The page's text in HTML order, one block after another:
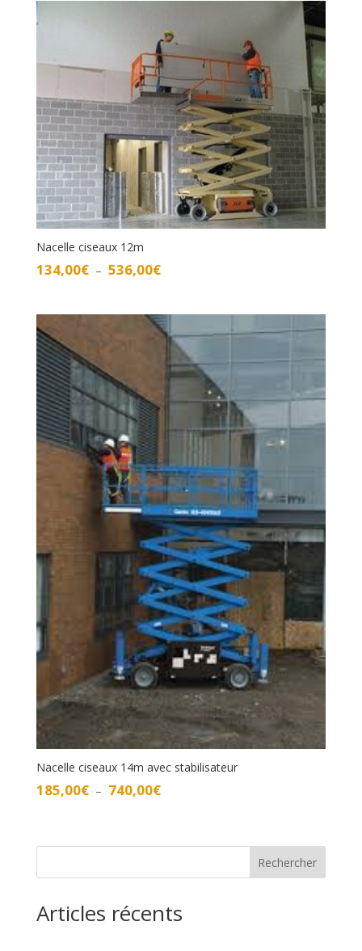
à
470,00€
Nacelle ciseaux 12m
134,00€ – 536,00€Plage
134,00€
à
536,00€
Nacelle ciseaux 14m avec stabilisateur
185,00€ – 740,00€Plage
185,00€
740,00€
Rechercher
Articles récents